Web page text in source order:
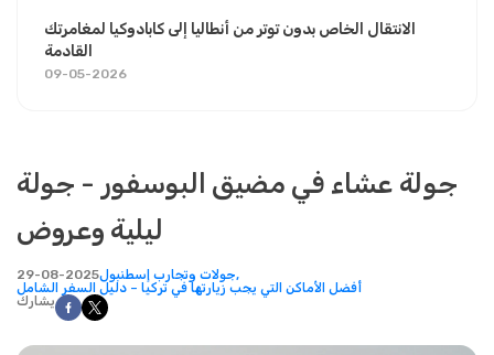
جولة عشاء في مضيق البوسفور - جولة
ليلية وعروض
29-08-2025
جولات وتجارب إسطنبول,
أفضل الأماكن التي يجب زيارتها في تركيا – دليل السفر الشامل
يشارك
الانتقال الخاص بدون توتر من أنطاليا إلى كابادوكيا لمغامرتك
القادمة
09-05-2026